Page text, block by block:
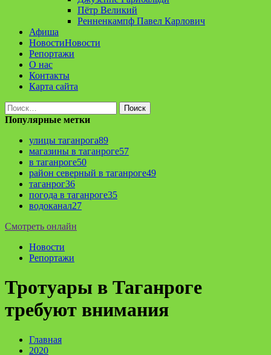
Пётр Великий
Ренненкампф Павел Карлович
Афиша
НовостиНовости
Репортажи
О нас
Контакты
Карта сайта
Найти:
Популярные метки
улицы таганрога89
магазины в таганроге57
в таганроге50
район северный в таганроге49
таганрог36
погода в таганроге35
водоканал27
Смотреть онлайн
Новости
Репортажи
Тротуары в Таганроге
требуют внимания
Главная
2020